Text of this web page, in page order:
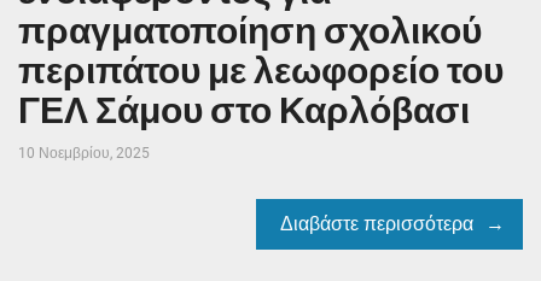
πραγματοποίηση σχολικού
περιπάτου με λεωφορείο του
ΓΕΛ Σάμου στο Καρλόβασι
10 Νοεμβρίου, 2025
Διαβάστε περισσότερα